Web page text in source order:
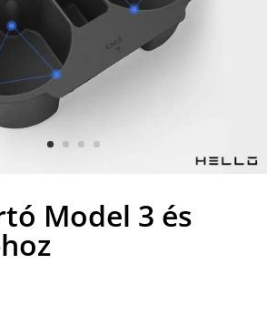
Model 3 és